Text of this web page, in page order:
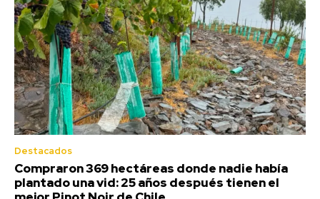
Destacados
Compraron 369 hectáreas donde nadie había
plantado una vid: 25 años después tienen el